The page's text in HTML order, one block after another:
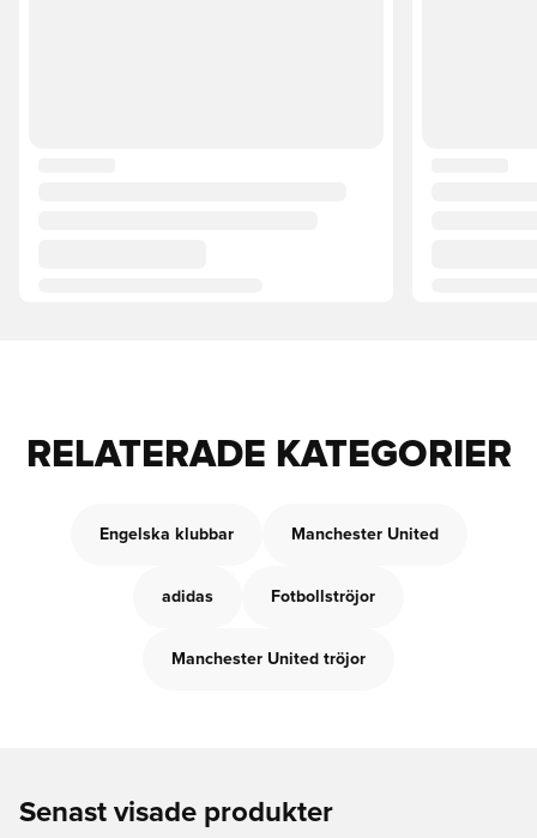
RELATERADE KATEGORIER
Engelska klubbar Manchester United
adidas Fotbollströjor
Manchester United tröjor
Senast visade produkter